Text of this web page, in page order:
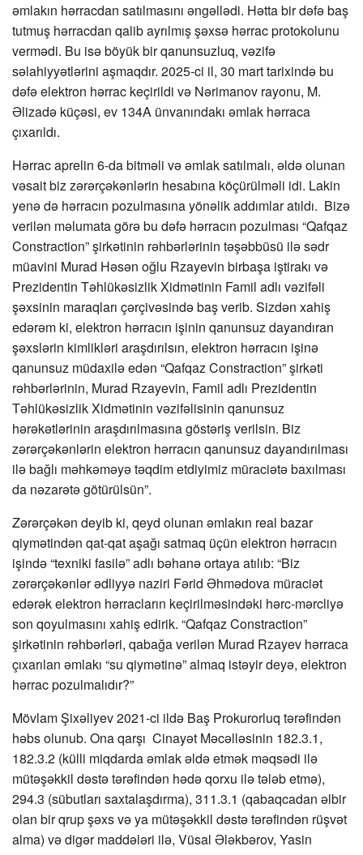
əmlakın hərracdan satılmasını əngəllədi. Hətta bir dəfə baş
tutmuş hərracdan qalib ayrılmış şəxsə hərrac protokolunu
vermədi. Bu isə böyük bir qanunsuzluq, vəzifə
səlahiyyətlərini aşmaqdır. 2025-ci il, 30 mart tarixində bu
dəfə elektron hərrac keçirildi və Nərimanov rayonu, M.
Əlizadə küçəsi, ev 134A ünvanındakı əmlak hərraca
çıxarıldı.
Hərrac aprelin 6-da bitməli və əmlak satılmalı, əldə olunan
vəsait biz zərərçəkənlərin hesabına köçürülməli idi. Lakin
yenə də hərracın pozulmasına yönəlik addımlar atıldı. Bizə
verilən məlumata görə bu dəfə hərracın pozulması “Qafqaz
Constraction” şirkətinin rəhbərlərinin təşəbbüsü ilə sədr
müavini Murad Həsən oğlu Rzayevin birbaşa iştirakı və
Prezidentin Təhlükəsizlik Xidmətinin Famil adlı vəzifəli
şəxsinin maraqları çərçivəsində baş verib. Sizdən xahiş
edərəm ki, elektron hərracın işinin qanunsuz dayandıran
şəxslərin kimlikləri araşdırılsın, elektron hərracın işinə
qanunsuz müdaxilə edən “Qafqaz Constraction” şirkəti
rəhbərlərinin, Murad Rzayevin, Famil adlı Prezidentin
Təhlükəsizlik Xidmətinin vəzifəlisinin qanunsuz
hərəkətlərinin araşdırılmasına göstəriş verilsin. Biz
zərərçəkənlərin elektron hərracın qanunsuz dayandırılması
ilə bağlı məhkəməyə təqdim etdiyimiz müraciətə baxılması
da nəzarətə götürülsün”.
Zərərçəkən deyib ki, qeyd olunan əmlakın real bazar
qiymətindən qat-qat aşağı satmaq üçün elektron hərracın
işində “texniki fasilə” adlı bəhanə ortaya atılıb: “Biz
zərərçəkənlər ədliyyə naziri Fərid Əhmədova müraciət
edərək elektron hərracların keçirilməsindəki hərc-mərcliyə
son qoyulmasını xahiş edirik. “Qafqaz Constraction”
şirkətinin rəhbərləri, qabağa verilən Murad Rzayev hərraca
çıxarılan əmlakı “su qiymətinə” almaq istəyir deyə, elektron
hərrac pozulmalıdır?”
Mövlam Şixəliyev 2021-ci ildə Baş Prokurorluq tərəfindən
həbs olunub. Ona qarşı Cinayət Məcəlləsinin 182.3.1,
182.3.2 (külli miqdarda əmlak əldə etmək məqsədi ilə
mütəşəkkil dəstə tərəfindən hədə qorxu ilə tələb etmə),
294.3 (sübutları saxtalaşdırma), 311.3.1 (qabaqcadan əlbir
olan bir qrup şəxs və ya mütəşəkkil dəstə tərəfindən rüşvət
alma) və digər maddələri ilə, Vüsal Ələkbərov, Yasin